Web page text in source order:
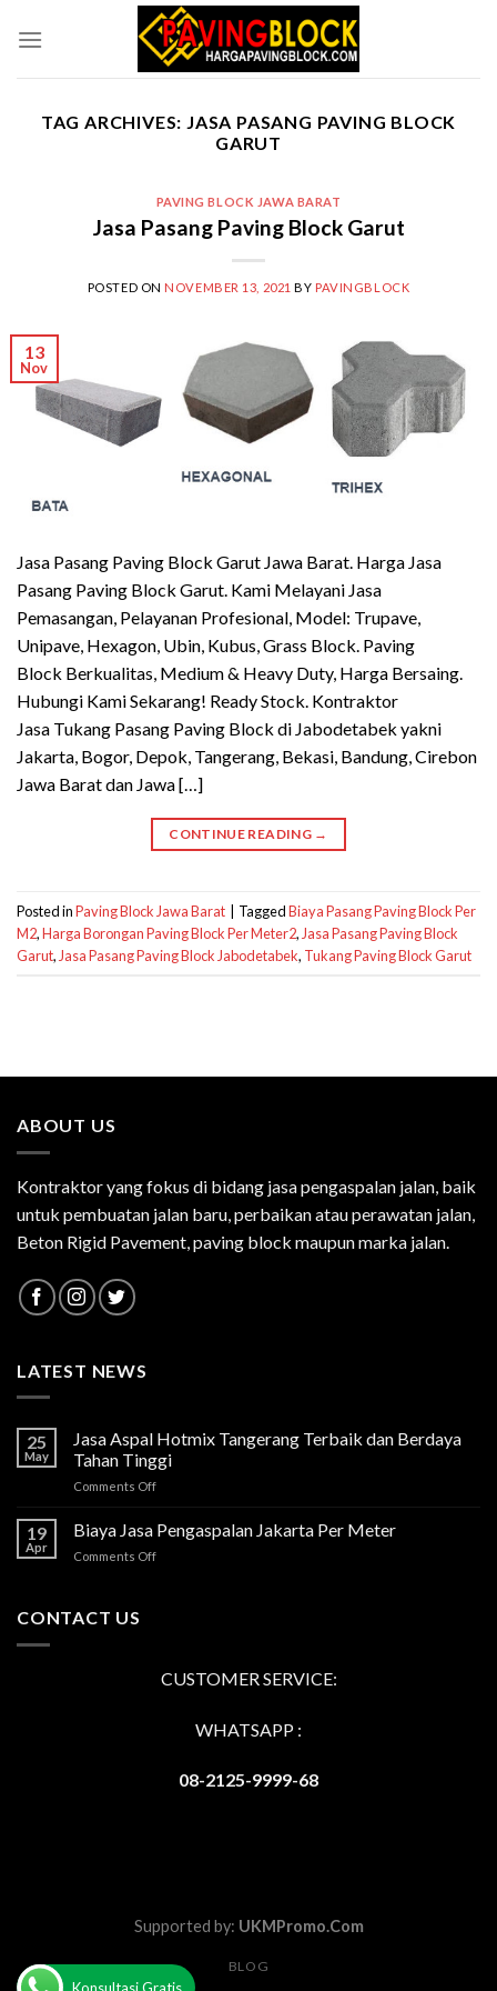
TAG ARCHIVES: JASA PASANG PAVING BLOCK
GARUT
PAVING BLOCK JAWA BARAT
Jasa Pasang Paving Block Garut
POSTED ON NOVEMBER 13, 2021 BY PAVINGBLOCK
13
Nov
Jasa Pasang Paving Block Garut Jawa Barat. Harga Jasa
Pasang Paving Block Garut. Kami Melayani Jasa
Pemasangan, Pelayanan Profesional, Model: Trupave,
Unipave, Hexagon, Ubin, Kubus, Grass Block. Paving
Block Berkualitas, Medium & Heavy Duty, Harga Bersaing.
Hubungi Kami Sekarang! Ready Stock. Kontraktor
Jasa Tukang Pasang Paving Block di Jabodetabek yakni
Jakarta, Bogor, Depok, Tangerang, Bekasi, Bandung, Cirebon
Jawa Barat dan Jawa […]
CONTINUE READING →
Posted inPaving Block Jawa Barat | TaggedBiaya Pasang Paving Block Per
M2,Harga Borongan Paving Block Per Meter2, Jasa Pasang Paving Block
Garut, Jasa Pasang Paving Block Jabodetabek, Tukang Paving Block Garut
ABOUT US
Kontraktor yang fokus di bidang jasa pengaspalan jalan, baik
untuk pembuatan jalan baru, perbaikan atau perawatan jalan,
Beton Rigid Pavement, paving block maupun marka jalan.
LATEST NEWS
25
May
Jasa Aspal Hotmix Tangerang Terbaik dan Berdaya
Tahan Tinggi
Comments Offon
Aspal
Hotmix
19
Apr
Biaya Jasa Pengaspalan Jakarta Per Meter
Comments Offon
CONTACT US
CUSTOMER SERVICE:
WHATSAPP :
08-2125-9999-68
Supported by: UKMPromo.Com
BLOG